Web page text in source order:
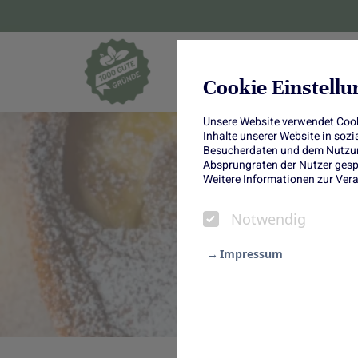
Cookie
Unsere Website verwendet
Inhalte unserer Website in
Besucherdaten und dem
Absprungraten der Nutzer
Weitere Informationen zur
Notwendig
Impressum